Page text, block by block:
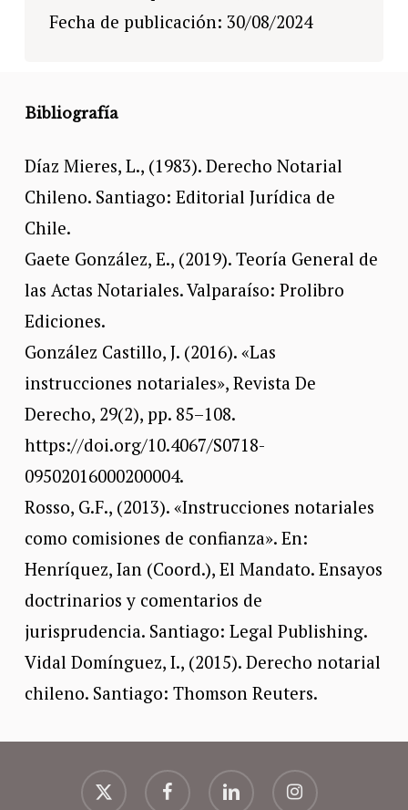
Fecha de publicación: 30/08/2024
Bibliografía
Díaz Mieres, L., (1983). Derecho Notarial
Chileno. Santiago: Editorial Jurídica de
Chile.
Gaete González, E., (2019). Teoría General de
las Actas Notariales. Valparaíso: Prolibro
Ediciones.
González Castillo, J. (2016). «Las
instrucciones notariales», Revista De
Derecho, 29(2), pp. 85–108.
https://doi.org/10.4067/S0718-
09502016000200004.
Rosso, G.F., (2013). «Instrucciones notariales
como comisiones de confianza». En:
Henríquez, Ian (Coord.), El Mandato. Ensayos
doctrinarios y comentarios de
jurisprudencia. Santiago: Legal Publishing.
Vidal Domínguez, I., (2015). Derecho notarial
chileno. Santiago: Thomson Reuters.
x-
twitter
facebook linkedin instagram